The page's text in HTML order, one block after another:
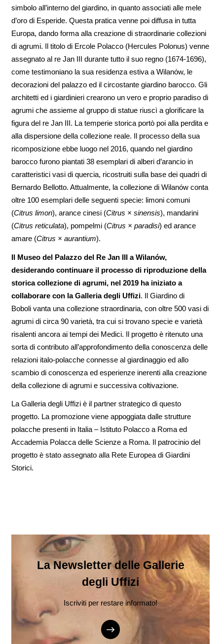
simbolo all’interno del giardino, in quanto associati alle mele
d’oro di Esperide. Questa pratica venne poi diffusa in tutta
Europa, dando forma alla creazione di straordinarie collezioni
di agrumi. Il titolo di Ercole Polacco (Hercules Polonus) venne
assegnato al re Jan III durante tutto il suo regno (1674-1696),
come testimoniano la sua residenza estiva a Wilanów, le
decorazioni del palazzo ed il circostante giardino barocco. Gli
architetti ed i giardinieri crearono un vero e proprio paradiso di
agrumi che assieme al gruppo di statue riuscì a glorificare la
figura del re Jan III. La temperie storica portò poi alla perdita e
alla dispersione della collezione reale. Il processo della sua
ricomposizione ebbe luogo nel 2016, quando nel giardino
barocco furono piantati 38 esemplari di alberi d’arancio in
caratteristici vasi di quercia, ricostruiti sulla base dei quadri di
Bernardo Bellotto. Attualmente, la collezione di Wilanów conta
oltre 100 esemplari delle seguenti specie: limoni comuni
(Citrus limon), arance cinesi (Citrus × sinensis), mandarini
(Citrus reticulata), pompelmi (Citrus × paradisi) ed arance
amare (Citrus × aurantium).
Il Museo del Palazzo del Re Jan III a Wilanów,
desiderando continuare il processo di riproduzione della
storica collezione di agrumi, nel 2019 ha iniziato a
collaborare con la Galleria degli Uffizi. Il Giardino di
Boboli vanta una collezione straordinaria, con oltre 500 vasi di
agrumi di circa 90 varietà, tra cui si trovano specie e varietà
risalenti ancora ai tempi dei Medici. Il progetto è ritenuto una
sorta di contributo all’approfondimento della conoscenza delle
relazioni italo-polacche connesse al giardinaggio ed allo
scambio di conoscenza ed esperienze inerenti alla creazione
della collezione di agrumi e successiva coltivazione.
La Galleria degli Uffizi è il partner strategico di questo
progetto. La promozione viene appoggiata dalle strutture
polacche presenti in Italia – Istituto Polacco a Roma ed
Accademia Polacca delle Scienze a Roma. Il patrocinio del
progetto è stato assegnato alla Rete Europea di Giardini
Storici.
La Newsletter delle Gallerie
degli Uffizi
Iscriviti per restare informato!